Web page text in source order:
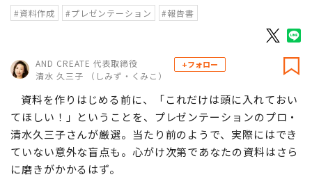
#資料作成 #プレゼンテーション #報告書
AND CREATE 代表取締役
清水 久三子 （しみず・くみこ）
+フォロー
資料を作りはじめる前に、「これだけは頭に入れておい
てほしい！」ということを、プレゼンテーションのプロ・
清水久三子さんが厳選。当たり前のようで、実際にはでき
ていない意外な盲点も。心がけ次第であなたの資料はさら
に磨きがかかるはず。